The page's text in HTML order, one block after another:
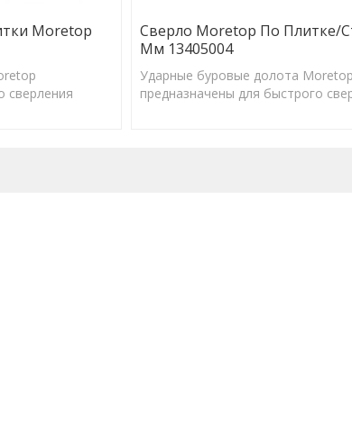
Moretop
сверления
Сверло Moretop По Плитке/
Мм 13405004
Ударные буровые долота
предназначены для быстрого